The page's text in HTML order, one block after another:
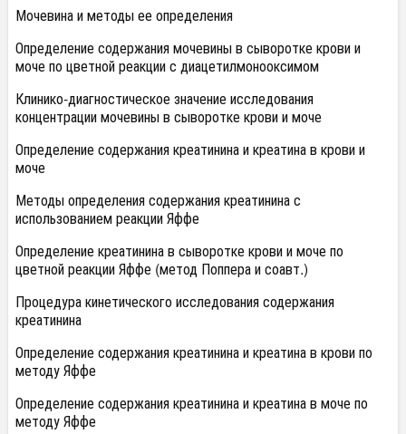
Мочевина и методы ее определения
Определение содержания мочевины в сыворотке крови и
моче по цветной реакции с диацетилмонооксимом
Клинико-диагностическое значение исследования
концентрации мочевины в сыворотке крови и моче
Определение содержания креатинина и креатина в крови и
моче
Методы определения содержания креатинина с
использованием реакции Яффе
Определение креатинина в сыворотке крови и моче по
цветной реакции Яффе (метод Поппера и соавт.)
Процедура кинетического исследования содержания
креатинина
Определение содержания креатинина и креатина в крови по
методу Яффе
Определение содержания креатинина и креатина в моче по
методу Яффе